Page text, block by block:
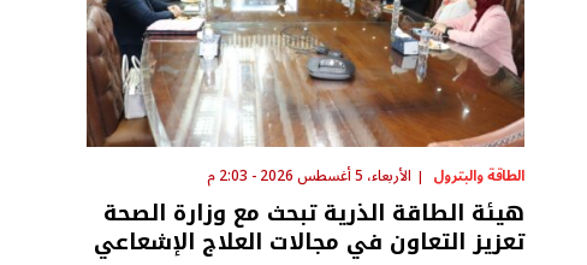
الطاقة والبترول الأربعاء، 5 أغسطس 2026 - 2:03 م
هيئة الطاقة الذرية تبحث مع وزارة الصحة
تعزيز التعاون في مجالات العلاج الإشعاعي